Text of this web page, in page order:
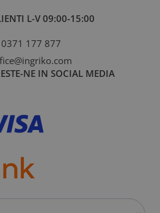
L-V 09:00-15:00
0371 177 877
NE IN SOCIAL MEDIA